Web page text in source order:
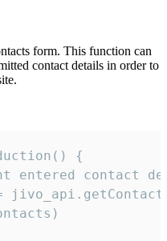
form. This function can
contact details in order to
{
entered contact